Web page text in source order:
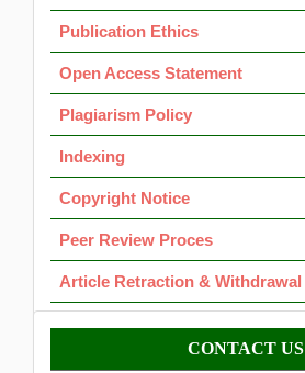
Publication Ethics
Open Access Statement
Plagiarism Policy
Indexing
Copyright Notice
Peer Review Proces
Article Retraction & Withdrawal
Contact CONTACT US